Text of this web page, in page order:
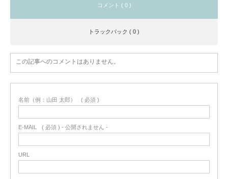
コメント ( 0 )
トラックバック ( 0 )
この記事へのコメントはありません。
名前（例：山田 太郎） ( 必須 )
E-MAIL ( 必須 ) - 公開されません -
URL